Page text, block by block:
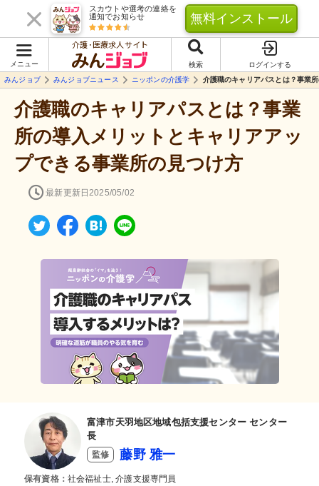
スカウトや選考の連絡を
通知でお知らせ
無料インストール
メニュー
介護･医療求人サイト
検索
ログインする
みんジョブ
みんジョブニュース ニッポンの介護学 介護職のキャリアパスとは？事業
介護職のキャリアパスとは？事業
所の導入メリットとキャリアアッ
プできる事業所の見つけ方
最新更新日2025/05/02
富津市天羽地区地域包括支援センター センター
長
監修 藤野 雅一
保有資格： 社会福祉士, 介護支援専門員